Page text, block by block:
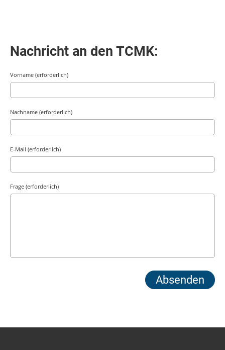
Nachricht an den TCMK:
Vorname (erforderlich)
Nachname (erforderlich)
E-Mail (erforderlich)
Frage (erforderlich)